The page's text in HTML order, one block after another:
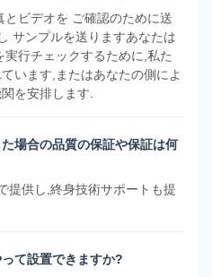
ビデオを ご確認のために送
サンプルを送りますあなたは
行チェックするために,私た
います,またはあなたの側によ
を安排します.
場合の品質の保証や保証は何
提供し,終身技術サポートも提
て設置できますか?